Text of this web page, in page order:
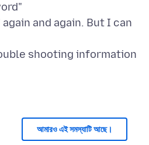
and again. But I can
shooting information
আমারও এই সমস্যাটি আছে।